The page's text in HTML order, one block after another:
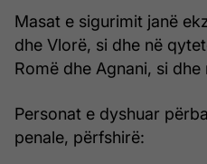
Masat e sigurimit janë
dhe Vlorë, si dhe në
Romë dhe Agnani, si
Personat e dyshuar
penale, përfshirë: